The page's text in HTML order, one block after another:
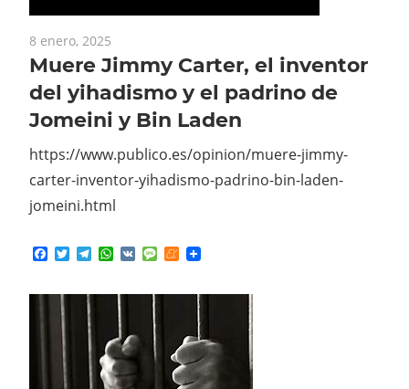
8 enero, 2025
Muere Jimmy Carter, el inventor
del yihadismo y el padrino de
Jomeini y Bin Laden
https://www.publico.es/opinion/muere-jimmy-
carter-inventor-yihadismo-padrino-bin-laden-
jomeini.html
Facebook
TwitterTelegram
WhatsApp
VK MessageMeneame